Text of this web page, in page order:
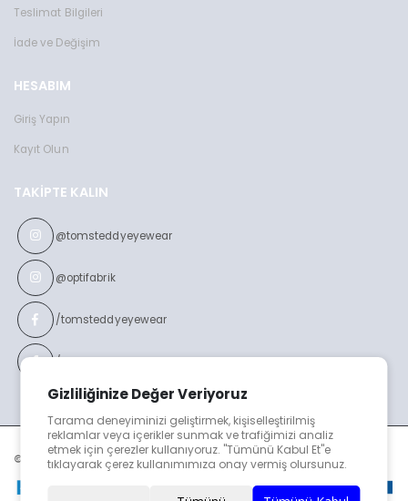
Gizliliğinize Değer Veriyoruz
Tarama deneyiminizi geliştirmek, kişiselleştirilmiş
reklamlar veya içerikler sunmak ve trafiğimizi analiz
etmek için çerezler kullanıyoruz. "Tümünü Kabul Et"e
tıklayarak çerez kullanımımıza onay vermiş olursunuz.
Teslimat Bilgileri
İade ve Değişim
HESABIM
Giriş Yapın
Kayıt Olun
TAKIPTE KALIN
@tomsteddyeyewear
@optifabrik
/tomsteddyeyewear
/optifabrikeyewear
© TOMS TEDDY v2023